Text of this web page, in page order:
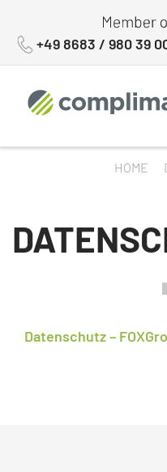
content
+49 8683 / 980 39
HOME
Datenschutz –